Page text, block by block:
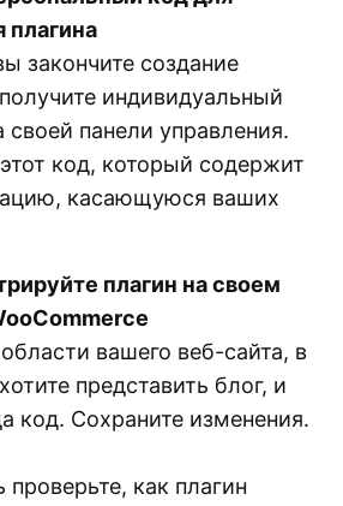
плагина
закончите создание
индивидуальный
своей панели управления.
код, который содержит
касающуюся ваших
плагин на своем
вашего веб-сайта, в
представить блог, и
код. Сохраните изменения.
проверьте, как плагин